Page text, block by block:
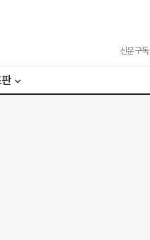
신문구독